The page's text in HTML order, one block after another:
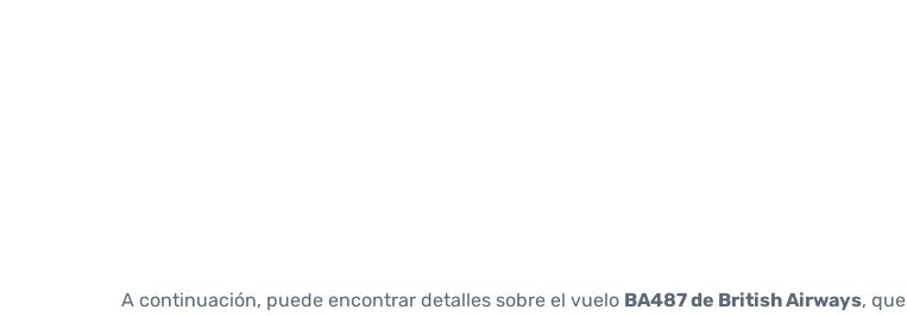
A continuación, puede encontrar detalles sobre el vuelo BA487 de British Airways, que